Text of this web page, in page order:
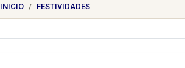
INICIO FESTIVIDADES